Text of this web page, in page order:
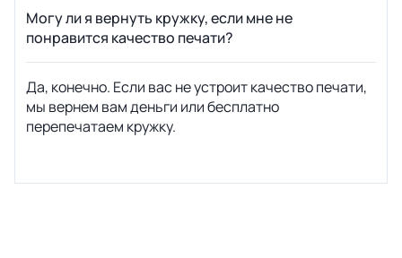
Могу ли я вернуть кружку, если мне не
понравится качество печати?
Да, конечно. Если вас не устроит качество печати,
мы вернем вам деньги или бесплатно
перепечатаем кружку.